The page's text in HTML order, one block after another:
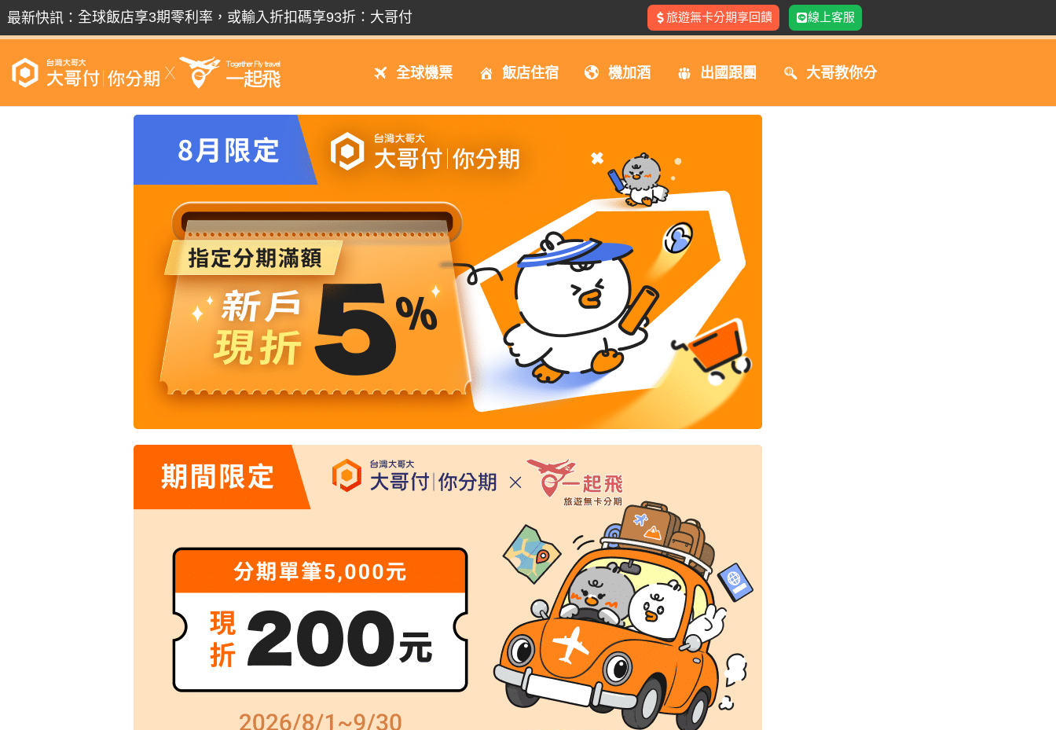
最新快訊： 全球飯店享3期零利率，或輸入折扣碼享93折：大哥付
跟團旅遊12期內享零利率，超優惠。
每筆旅遊訂單皆享回饋LINE POINTS
全球機票享3期零利率，或輸入折扣碼享93折：大哥付
旅遊無卡分期享回饋 線上客服
全球機票 飯店住宿 機加酒 出國跟團 大哥教你分